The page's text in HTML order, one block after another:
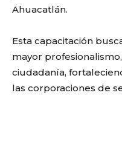
Ahuacatlán.
Esta capacitación
mayor
ciudadanía,
las corporaciones de